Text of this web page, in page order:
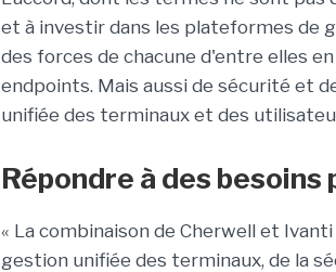
et à investir dans les plateformes de
des forces de chacune d'entre elles
endpoints. Mais aussi de sécurité et
unifiée des terminaux et des
Répondre à des
« La combinaison de Cherwell et
gestion unifiée des terminaux, de la